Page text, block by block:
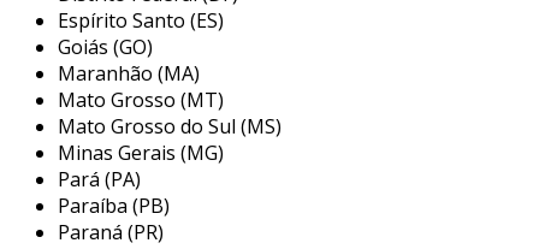
diversos segmentos industriais. com um portfólio
diversificado, a empresa oferece produtos de alta
qualidade, como botas e sapatos de segurança,
capacetes epi, óculos de proteção, luvas de
segurança, máscaras e equipamentos de proteção
auditiva. cada item é projetado para atender às
rigorosas normas de segurança, garantindo a
proteção e o bem-estar dos usuários durante as
Espírito Santo (ES)
Goiás (GO)
Maranhão (MA)
Mato Grosso (MT)
Mato Grosso do Sul (MS)
Minas Gerais (MG)
Pará (PA)
Paraíba (PB)
Paraná (PR)